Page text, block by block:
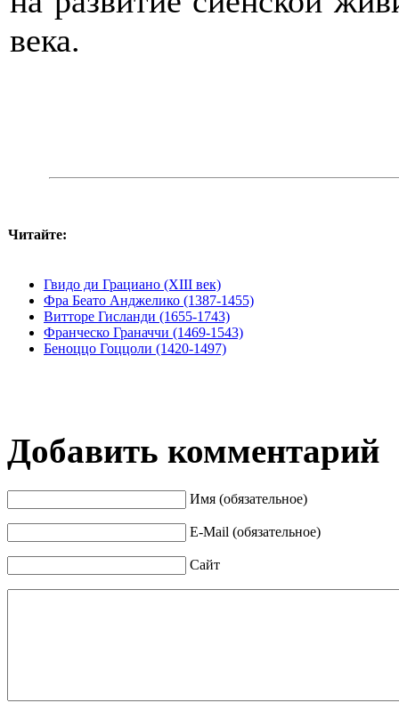
века.
Читайте:
Гвидо ди Грациано (XIII век)
Фра Беато Анджелико (1387-1455)
Витторе Гисланди (1655-1743)
Франческо Граначчи (1469-1543)
Беноццо Гоццоли (1420-1497)
Добавить комментарий
Имя (обязательное)
E-Mail (обязательное)
Сайт